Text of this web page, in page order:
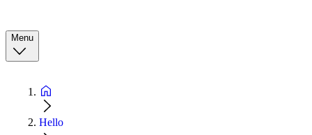
Menu
Hello